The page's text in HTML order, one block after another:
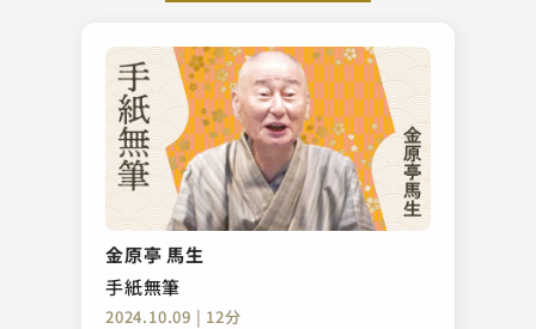
金原亭 馬生
手紙無筆
2024.10.09 | 12分
春風亭 柳枝
井戸の茶碗
2023.06.30 | 35分